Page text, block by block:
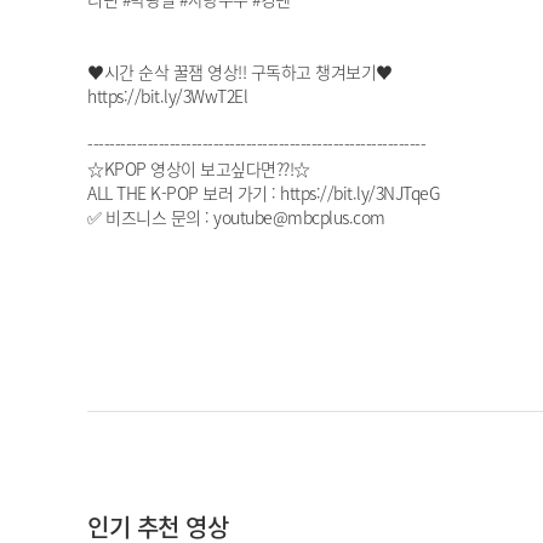
♥시간 순삭 꿀잼 영상!! 구독하고 챙겨보기♥
https://bit.ly/3WwT2El
--------------------------------------------------------------
☆KPOP 영상이 보고싶다면??!☆
ALL THE K-POP 보러 가기 : https://bit.ly/3NJTqeG
✅ 비즈니스 문의 : youtube@mbcplus.com
인기 추천 영상